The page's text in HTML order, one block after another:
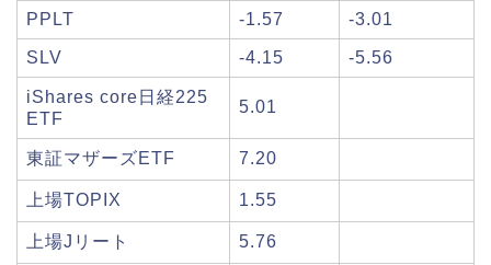
PPLT -1.57 -3.01
SLV -4.15 -5.56
iShares core日経225
ETF
5.01
東証マザーズETF 7.20
上場TOPIX 1.55
上場Jリート 5.76